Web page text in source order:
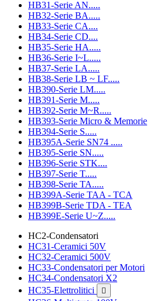
HB31-Serie AN.....
HB32-Serie BA.....
HB33-Serie CA....
HB34-Serie CD....
HB35-Serie HA.....
HB36-Serie I~L.....
HB37-Serie LA.....
HB38-Serie LB ~ LF.....
HB390-Serie LM.....
HB391-Serie M.....
HB392-Serie M~R.....
HB393-Serie Micro & Memorie
HB394-Serie S.....
HB395A-Serie SN74 .....
HB395-Serie SN.....
HB396-Serie STK....
HB397-Serie T.....
HB398-Serie TA.....
HB399A-Serie TAA - TCA
HB399B-Serie TDA - TEA
HB399E-Serie U~Z.....
HC2-Condensatori
HC31-Ceramici 50V
HC32-Ceramici 500V
HC33-Condensatori per Motori
HC34-Condensatori X2
HC35-Elettrolitici
